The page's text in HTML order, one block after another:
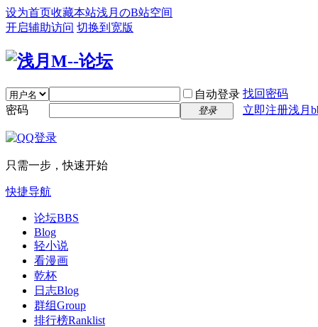
设为首页收藏本站浅月のB站空间
开启辅助访问 切换到宽版
自动登录 找回密码
密码
登录 立即注册浅月
只需一步，快速开始
快捷导航
论坛BBS
Blog
轻小说
看漫画
乾杯
日志Blog
群组Group
排行榜Ranklist